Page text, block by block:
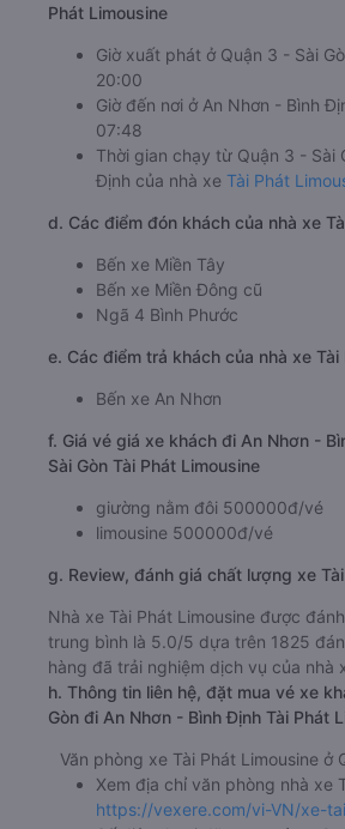
Phát Limousine
Giờ xuất phát ở Quận 3 - Sài
20:00
Giờ đến nơi ở An Nhơn - Bình
07:48
Thời gian chạy từ Quận 3 - Sài
Định của nhà xe Tài Phát
d. Các điểm đón khách của nhà xe
Bến xe Miền Tây
Bến xe Miền Đông cũ
Ngã 4 Bình Phước
e. Các điểm trả khách của nhà xe Tài
Bến xe An Nhơn
f. Giá vé giá xe khách đi An Nhơn -
Sài Gòn Tài Phát Limousine
giường nằm đôi 500000đ/vé
limousine 500000đ/vé
g. Review, đánh giá chất lượng xe
Nhà xe Tài Phát Limousine được
trung bình là 5.0/5 dựa trên 1825
hàng đã trải nghiệm dịch vụ của nhà
h. Thông tin liên hệ, đặt mua vé xe
Gòn đi An Nhơn - Bình Định Tài Phát
Văn phòng xe Tài Phát Limousine ở
Xem địa chỉ văn phòng nhà xe
https://vexere.com/vi-VN/xe-